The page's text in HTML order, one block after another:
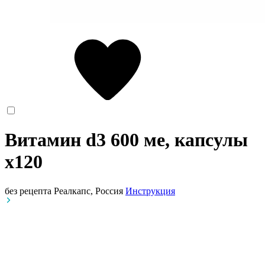
Витамин d3 600 ме, капсулы
x120
без рецепта Реалкапс, Россия Инструкция